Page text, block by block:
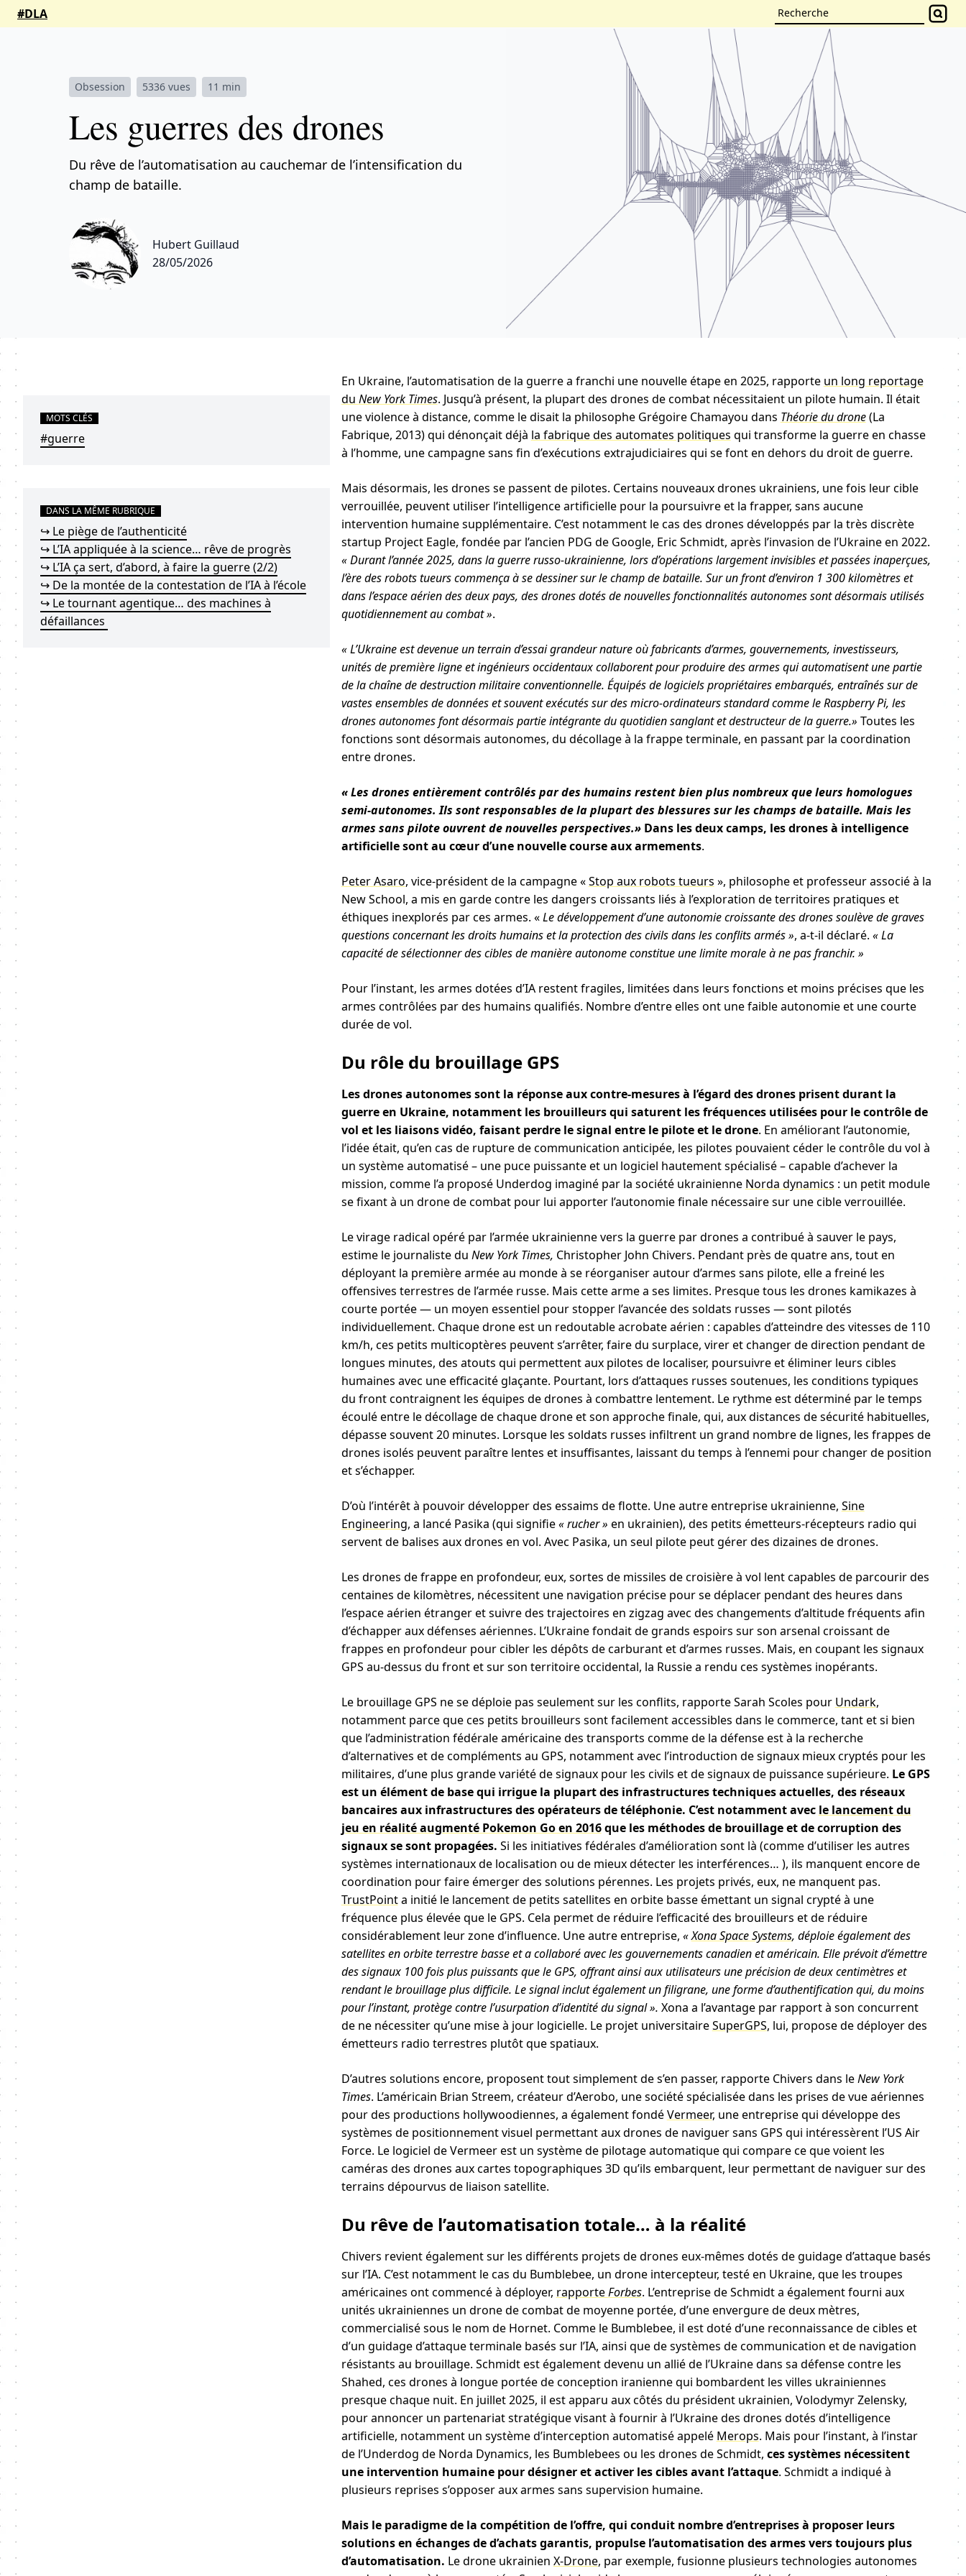
#DLA
Obsession 5336 vues 11 min
Les guerres des drones
Du rêve de l’automatisation au cauchemar de l’intensification du
champ de bataille.
Hubert Guillaud
28/05/2026
MOTS CLÉS
#guerre
DANS LA MÊME RUBRIQUE
↪ Le piège de l’authenticité
↪ L’IA appliquée à la science… rêve de progrès
↪ L’IA ça sert, d’abord, à faire la guerre (2/2)
↪ De la montée de la contestation de l’IA à l’école
↪ Le tournant agentique… des machines à
défaillances
En Ukraine, l’automatisation de la guerre a franchi une nouvelle étape en 2025, rapporte un long reportage
du New York Times. Jusqu’à présent, la plupart des drones de combat nécessitaient un pilote humain. Il était
une violence à distance, comme le disait la philosophe Grégoire Chamayou dans Théorie du drone(La
Fabrique, 2013) qui dénonçait déjà la fabrique des automates politiques qui transforme la guerre en chasse
à l’homme, une campagne sans fin d’exécutions extrajudiciaires qui se font en dehors du droit de guerre.
Mais désormais, les drones se passent de pilotes. Certains nouveaux drones ukrainiens, une fois leur cible
verrouillée, peuvent utiliser l’intelligence artificielle pour la poursuivre et la frapper, sans aucune
intervention humaine supplémentaire. C’est notamment le cas des drones développés par la très discrète
startup Project Eagle, fondée par l’ancien PDG de Google, Eric Schmidt, après l’invasion de l’Ukraine en 2022.
« Durant l’année 2025, dans la guerre russo-ukrainienne, lors d’opérations largement invisibles et passées inaperçues,
l’ère des robots tueurs commença à se dessiner sur le champ de bataille. Sur un front d’environ 1 300 kilomètres et
dans l’espace aérien des deux pays, des drones dotés de nouvelles fonctionnalités autonomes sont désormais utilisés
quotidiennement au combat ».
« L’Ukraine est devenue un terrain d’essai grandeur nature où fabricants d’armes, gouvernements, investisseurs,
unités de première ligne et ingénieurs occidentaux collaborent pour produire des armes qui automatisent une partie
de la chaîne de destruction militaire conventionnelle. Équipés de logiciels propriétaires embarqués, entraînés sur de
vastes ensembles de données et souvent exécutés sur des micro-ordinateurs standard comme le Raspberry Pi, les
drones autonomes font désormais partie intégrante du quotidien sanglant et destructeur de la guerre.» Toutes les
fonctions sont désormais autonomes, du décollage à la frappe terminale, en passant par la coordination
entre drones.
« Les drones entièrement contrôlés par des humains restent bien plus nombreux que leurs homologues
semi-autonomes. Ils sont responsables de la plupart des blessures sur les champs de bataille. Mais les
armes sans pilote ouvrent de nouvelles perspectives.» Dans les deux camps, les drones à intelligence
artificielle sont au cœur d’une nouvelle course aux armements.
Peter Asaro, vice-président de la campagne «Stop aux robots tueurs », philosophe et professeur associé à la
New School, a mis en garde contre les dangers croissants liés à l’exploration de territoires pratiques et
éthiques inexplorés par ces armes. «Le développement d’une autonomie croissante des drones soulève de graves
questions concernant les droits humains et la protection des civils dans les conflits armés », a-t-il déclaré. « La
capacité de sélectionner des cibles de manière autonome constitue une limite morale à ne pas franchir. »
Pour l’instant, les armes dotées d’IA restent fragiles, limitées dans leurs fonctions et moins précises que les
armes contrôlées par des humains qualifiés. Nombre d’entre elles ont une faible autonomie et une courte
durée de vol.
Du rôle du brouillage GPS
Les drones autonomes sont la réponse aux contre-mesures à l’égard des drones prisent durant la
guerre en Ukraine, notamment les brouilleurs qui saturent les fréquences utilisées pour le contrôle de
vol et les liaisons vidéo, faisant perdre le signal entre le pilote et le drone. En améliorant l’autonomie,
l’idée était, qu’en cas de rupture de communication anticipée, les pilotes pouvaient céder le contrôle du vol à
un système automatisé – une puce puissante et un logiciel hautement spécialisé – capable d’achever la
mission, comme l’a proposé Underdog imaginé par la société ukrainienne Norda dynamics : un petit module
se fixant à un drone de combat pour lui apporter l’autonomie finale nécessaire sur une cible verrouillée.
Le virage radical opéré par l’armée ukrainienne vers la guerre par drones a contribué à sauver le pays,
estime le journaliste du New York Times, Christopher John Chivers. Pendant près de quatre ans, tout en
déployant la première armée au monde à se réorganiser autour d’armes sans pilote, elle a freiné les
offensives terrestres de l’armée russe. Mais cette arme a ses limites. Presque tous les drones kamikazes à
courte portée — un moyen essentiel pour stopper l’avancée des soldats russes — sont pilotés
individuellement. Chaque drone est un redoutable acrobate aérien : capables d’atteindre des vitesses de 110
km/h, ces petits multicoptères peuvent s’arrêter, faire du surplace, virer et changer de direction pendant de
longues minutes, des atouts qui permettent aux pilotes de localiser, poursuivre et éliminer leurs cibles
humaines avec une efficacité glaçante. Pourtant, lors d’attaques russes soutenues, les conditions typiques
du front contraignent les équipes de drones à combattre lentement. Le rythme est déterminé par le temps
écoulé entre le décollage de chaque drone et son approche finale, qui, aux distances de sécurité habituelles,
dépasse souvent 20 minutes. Lorsque les soldats russes infiltrent un grand nombre de lignes, les frappes de
drones isolés peuvent paraître lentes et insuffisantes, laissant du temps à l’ennemi pour changer de position
et s’échapper.
D’où l’intérêt à pouvoir développer des essaims de flotte. Une autre entreprise ukrainienne, Sine
Engineering, a lancé Pasika (qui signifie« rucher » en ukrainien), des petits émetteurs-récepteurs radio qui
servent de balises aux drones en vol. Avec Pasika, un seul pilote peut gérer des dizaines de drones.
Les drones de frappe en profondeur, eux, sortes de missiles de croisière à vol lent capables de parcourir des
centaines de kilomètres, nécessitent une navigation précise pour se déplacer pendant des heures dans
l’espace aérien étranger et suivre des trajectoires en zigzag avec des changements d’altitude fréquents afin
d’échapper aux défenses aériennes. L’Ukraine fondait de grands espoirs sur son arsenal croissant de
frappes en profondeur pour cibler les dépôts de carburant et d’armes russes. Mais, en coupant les signaux
GPS au-dessus du front et sur son territoire occidental, la Russie a rendu ces systèmes inopérants.
Le brouillage GPS ne se déploie pas seulement sur les conflits, rapporte Sarah Scoles pour Undark,
notamment parce que ces petits brouilleurs sont facilement accessibles dans le commerce, tant et si bien
que l’administration fédérale américaine des transports comme de la défense est à la recherche
d’alternatives et de compléments au GPS, notamment avec l’introduction de signaux mieux cryptés pour les
militaires, d’une plus grande variété de signaux pour les civils et de signaux de puissance supérieure. Le GPS
est un élément de base qui irrigue la plupart des infrastructures techniques actuelles, des réseaux
bancaires aux infrastructures des opérateurs de téléphonie. C’est notamment avec le lancement du
jeu en réalité augmenté Pokemon Go en 2016que les méthodes de brouillage et de corruption des
signaux se sont propagées. Si les initiatives fédérales d’amélioration sont là (comme d’utiliser les autres
systèmes internationaux de localisation ou de mieux détecter les interférences… ), ils manquent encore de
coordination pour faire émerger des solutions pérennes. Les projets privés, eux, ne manquent pas.
TrustPointa initié le lancement de petits satellites en orbite basse émettant un signal crypté à une
fréquence plus élevée que le GPS. Cela permet de réduire l’efficacité des brouilleurs et de réduire
considérablement leur zone d’influence. Une autre entreprise, «Xona Space Systems, déploie également des
satellites en orbite terrestre basse et a collaboré avec les gouvernements canadien et américain. Elle prévoit d’émettre
des signaux 100 fois plus puissants que le GPS, offrant ainsi aux utilisateurs une précision de deux centimètres et
rendant le brouillage plus difficile. Le signal inclut également un filigrane, une forme d’authentification qui, du moins
pour l’instant, protège contre l’usurpation d’identité du signal ». Xona a l’avantage par rapport à son concurrent
de ne nécessiter qu’une mise à jour logicielle. Le projet universitaireSuperGPS, lui, propose de déployer des
émetteurs radio terrestres plutôt que spatiaux.
D’autres solutions encore, proposent tout simplement de s’en passer, rapporte Chivers dans leNew York
Times. L’américain Brian Streem, créateur d’Aerobo, une société spécialisée dans les prises de vue aériennes
pour des productions hollywoodiennes, a également fondéVermeer, une entreprise qui développe des
systèmes de positionnement visuel permettant aux drones de naviguer sans GPS qui intéressèrent l’US Air
Force. Le logiciel de Vermeer est un système de pilotage automatique qui compare ce que voient les
caméras des drones aux cartes topographiques 3D qu’ils embarquent, leur permettant de naviguer sur des
terrains dépourvus de liaison satellite.
Du rêve de l’automatisation totale… à la réalité
Chivers revient également sur les différents projets de drones eux-mêmes dotés de guidage d’attaque basés
sur l’IA. C’est notamment le cas du Bumblebee, un drone intercepteur, testé en Ukraine, que les troupes
américaines ont commencé à déployer, rapporteForbes. L’entreprise de Schmidt a également fourni aux
unités ukrainiennes un drone de combat de moyenne portée, d’une envergure de deux mètres,
commercialisé sous le nom de Hornet. Comme le Bumblebee, il est doté d’une reconnaissance de cibles et
d’un guidage d’attaque terminale basés sur l’IA, ainsi que de systèmes de communication et de navigation
résistants au brouillage. Schmidt est également devenu un allié de l’Ukraine dans sa défense contre les
Shahed, ces drones à longue portée de conception iranienne qui bombardent les villes ukrainiennes
presque chaque nuit. En juillet 2025, il est apparu aux côtés du président ukrainien, Volodymyr Zelensky,
pour annoncer un partenariat stratégique visant à fournir à l’Ukraine des drones dotés d’intelligence
artificielle, notamment un système d’interception automatisé appelé Merops. Mais pour l’instant, à l’instar
de l’Underdog de Norda Dynamics, les Bumblebees ou les drones de Schmidt, ces systèmes nécessitent
une intervention humaine pour désigner et activer les cibles avant l’attaque. Schmidt a indiqué à
plusieurs reprises s’opposer aux armes sans supervision humaine.
Mais le paradigme de la compétition de l’offre, qui conduit nombre d’entreprises à proposer leurs
solutions en échanges de d’achats garantis, propulse l’automatisation des armes vers toujours plus
d’automatisation. Le drone ukrainien X-Drone, par exemple, fusionne plusieurs technologies autonomes